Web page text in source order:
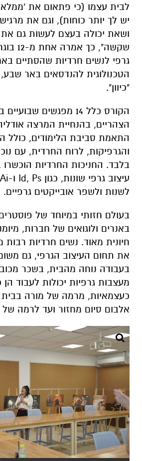
לבית עצמו (כי פתאום את
יש לך יותר כוחות), וגם את
ושאת יכולה בעצם לעשות גם את
שקשה",
גרפי לנשים חרדיות שהסתיים
הטכנולוגית להנדסאים באר
"כיוון".
הקורס כלל 14 מפגשים
הצהריים, בהנחיית המרצה
התאמת סביבת הלימודים, כולל
והגרפיקות, לרוח החרדית, עם
בלבד. החניכות החרדיות
לשנות ולשפר אובייקטים גרפיים.
בעולם חזותי במיוחד של
באנרים ולוגואים של חברות,
חיונית מאוד. נשים חרדיות
את תחום העיצוב הגרפי, גם
בעבודה נוחה מהבית, בשכר
מעצבות גרפיות יכולות לעבוד הן
כעצמאיות, מרמה של מורה
אלבום סיום מחזור ועד לרמה של